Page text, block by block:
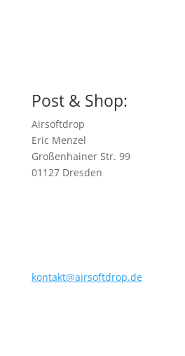
Post & Shop:
Airsoftdrop
Eric Menzel
Großenhainer Str. 99
01127 Dresden
kontakt@airsoftdrop.de